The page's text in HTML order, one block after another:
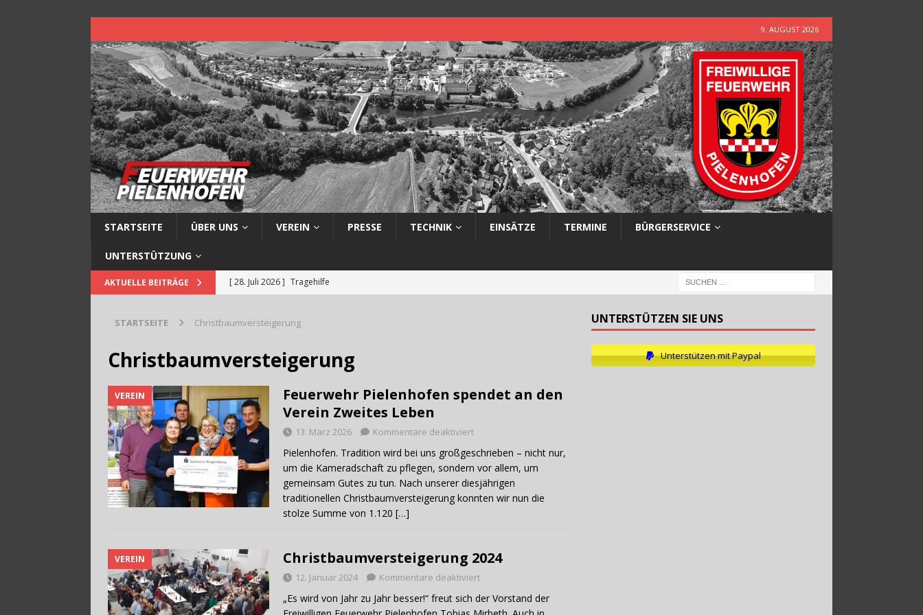
9. AUGUST 2026
STARTSEITE ÜBER UNS VEREIN PRESSE TECHNIK EINSÄTZE TERMINE BÜRGERSERVICE
UNTERSTÜTZUNG
AKTUELLE BEITRÄGE [ 28. Juli 2026 ] Tragehilfe
[ 9. August 2026 ]
STARTSEITE Christbaumversteigerung
Christbaumversteigerung
VEREIN
Feuerwehr Pielenhofen spendet an den
Verein Zweites Leben
13. März 2026 Kommentare deaktiviert
Pielenhofen. Tradition wird bei uns großgeschrieben – nicht nur,
um die Kameradschaft zu pflegen, sondern vor allem, um
gemeinsam Gutes zu tun. Nach unserer diesjährigen
traditionellen Christbaumversteigerung konnten wir nun die
stolze Summe von 1.120 […]
VEREIN Christbaumversteigerung 2024
12. Januar 2024 Kommentare deaktiviert
„Es wird von Jahr zu Jahr besser!“ freut sich der Vorstand der
UNTERSTÜTZEN SIE UNS
Unterstützen mit Paypal